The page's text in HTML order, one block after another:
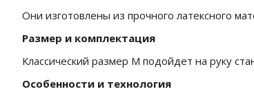
Они изготовлены из прочного латексного
Размер и комплектация
Классический размер M подойдет на руку
Особенности и технология